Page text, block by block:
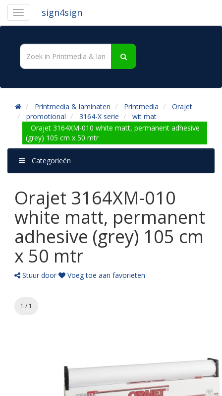
sign4sign
Printmedia & laminaten Printmedia
Orajet
promotional
3164-X serie
wit mat
Orajet 3164XM-010 white matt, permanent adhesive
(grey) 105 cm x 50 mtr
Categorieën
Orajet 3164XM-010
white matt, permanent
adhesive (grey) 105 cm
x 50 mtr
Stuur door Voeg toe aan favorieten
1 / 1